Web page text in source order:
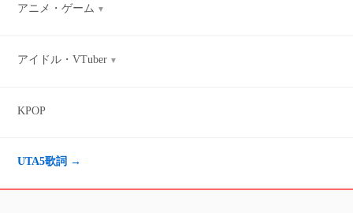
アニメ・ゲーム
アイドル・VTuber
KPOP
UTA5歌詞 →